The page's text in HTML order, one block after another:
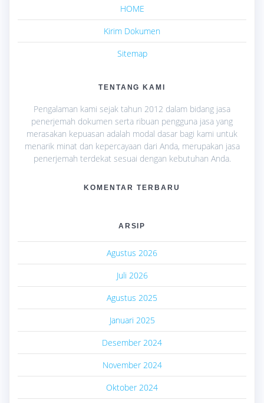
HOME
Kirim Dokumen
Sitemap
TENTANG KAMI
Pengalaman kami sejak tahun 2012 dalam bidang jasa
penerjemah dokumen serta ribuan pengguna jasa yang
merasakan kepuasan adalah modal dasar bagi kami untuk
menarik minat dan kepercayaan dari Anda, merupakan jasa
penerjemah terdekat sesuai dengan kebutuhan Anda.
KOMENTAR TERBARU
ARSIP
Agustus 2026
Juli 2026
Agustus 2025
Januari 2025
Desember 2024
November 2024
Oktober 2024